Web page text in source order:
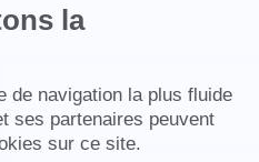
la
de navigation la plus fluide
ses partenaires peuvent
sur ce site.